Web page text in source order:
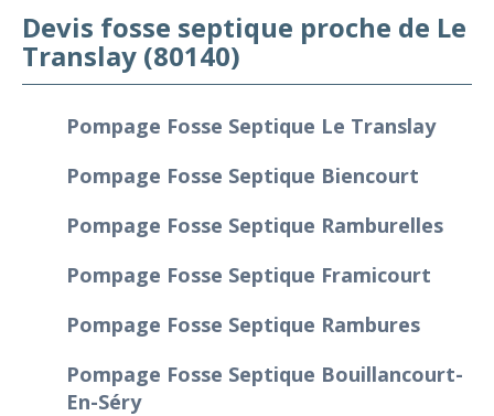
Devis fosse septique proche de Le
Translay (80140)
Pompage Fosse Septique Le Translay
Pompage Fosse Septique Biencourt
Pompage Fosse Septique Ramburelles
Pompage Fosse Septique Framicourt
Pompage Fosse Septique Rambures
Pompage Fosse Septique Bouillancourt-
En-Séry